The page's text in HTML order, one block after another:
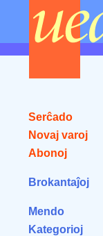
Serĉado
Novaj varoj
Abonoj
Brokantaĵoj
Mendo
Kategorioj